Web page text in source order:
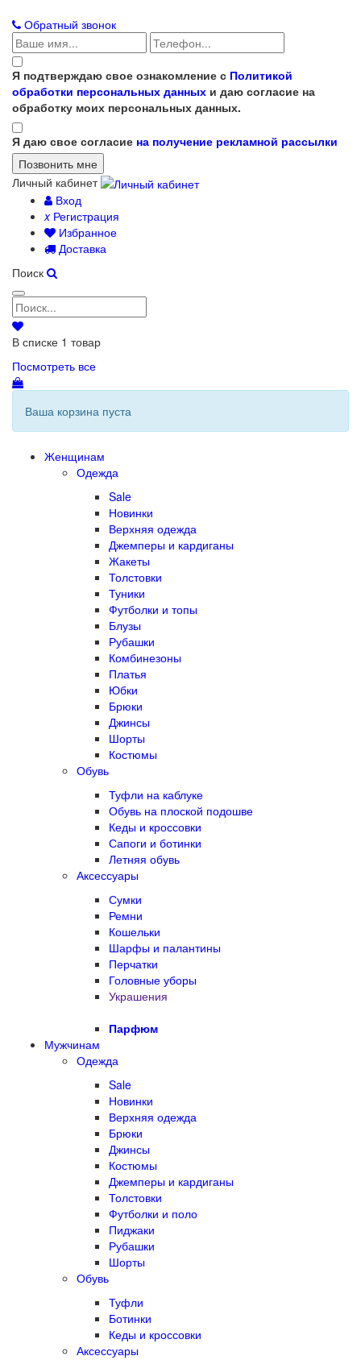
Обратный звонок
Я подтверждаю свое ознакомление с Политикой
обработки персональных данных и даю согласие на
обработку моих персональных данных.
Я даю свое согласие на получение рекламной рассылки
Личный кабинет
Вход
xРегистрация
Избранное
Доставка
Поиск
В списке 1 товар
Посмотреть все
Ваша корзина пуста
Женщинам
Одежда
Sale
Новинки
Верхняя одежда
Джемперы и кардиганы
Жакеты
Толстовки
Туники
Футболки и топы
Блузы
Рубашки
Комбинезоны
Платья
Юбки
Брюки
Джинсы
Шорты
Костюмы
Обувь
Туфли на каблуке
Обувь на плоской подошве
Кеды и кроссовки
Сапоги и ботинки
Летняя обувь
Аксессуары
Сумки
Ремни
Кошельки
Шарфы и палантины
Перчатки
Головные уборы
Украшения
Парфюм
Мужчинам
Одежда
Sale
Новинки
Верхняя одежда
Брюки
Джинсы
Костюмы
Джемперы и кардиганы
Толстовки
Футболки и поло
Пиджаки
Рубашки
Шорты
Обувь
Туфли
Ботинки
Кеды и кроссовки
Аксессуары